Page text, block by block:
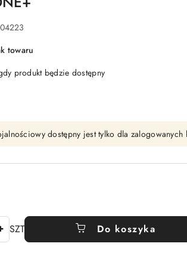
towaru
produkt będzie dostępny
dostępny jest tylko dla zalogowanych
SZT Do koszyka